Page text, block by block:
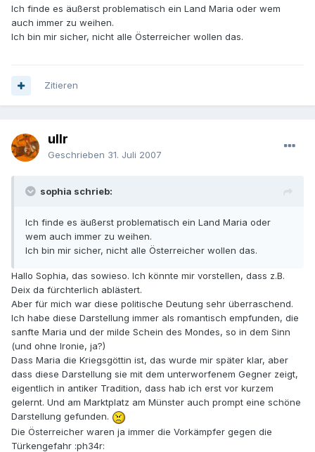
Ich finde es äußerst problematisch ein Land Maria oder wem
auch immer zu weihen.
Ich bin mir sicher, nicht alle Österreicher wollen das.
Zitieren
ullr
Geschrieben 31. Juli 2007
sophia schrieb:
Ich finde es äußerst problematisch ein Land Maria oder
wem auch immer zu weihen.
Ich bin mir sicher, nicht alle Österreicher wollen das.
Hallo Sophia, das sowieso. Ich könnte mir vorstellen, dass z.B.
Deix da fürchterlich ablästert.
Aber für mich war diese politische Deutung sehr überraschend.
Ich habe diese Darstellung immer als romantisch empfunden, die
sanfte Maria und der milde Schein des Mondes, so in dem Sinn
(und ohne Ironie, ja?)
Dass Maria die Kriegsgöttin ist, das wurde mir später klar, aber
dass diese Darstellung sie mit dem unterworfenem Gegner zeigt,
eigentlich in antiker Tradition, dass hab ich erst vor kurzem
gelernt. Und am Marktplatz am Münster auch prompt eine schöne
Darstellung gefunden.
Die Österreicher waren ja immer die Vorkämpfer gegen die
Türkengefahr :ph34r: